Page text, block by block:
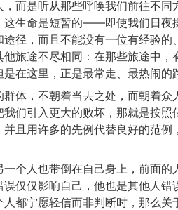
而是听从那些呼唤我们前往不
这生命是短暂的——即使我们日夜
径，而且不能没有一位有经验的
旅途不尽相同：在那些旅途中，
在这里，正是最常走、最热闹的
体，不朝着当去之处，而朝着
们引入更大的败坏，那就是按
且用许多的先例代替良好的范例
一个人也带倒在自己身上，前面
仅仅影响自己，他也是其他人
都宁愿轻信而非判断时，那么关